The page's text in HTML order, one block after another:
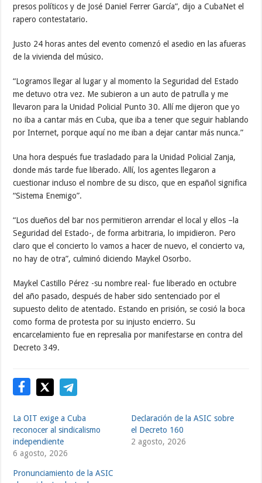
presos políticos y de José Daniel Ferrer García”, dijo a CubaNet el
rapero contestatario.
Justo 24 horas antes del evento comenzó el asedio en las afueras
de la vivienda del músico.
“Logramos llegar al lugar y al momento la Seguridad del Estado
me detuvo otra vez. Me subieron a un auto de patrulla y me
llevaron para la Unidad Policial Punto 30. Allí me dijeron que yo
no iba a cantar más en Cuba, que iba a tener que seguir hablando
por Internet, porque aquí no me iban a dejar cantar más nunca.”
Una hora después fue trasladado para la Unidad Policial Zanja,
donde más tarde fue liberado. Allí, los agentes llegaron a
cuestionar incluso el nombre de su disco, que en español significa
“Sistema Enemigo”.
“Los dueños del bar nos permitieron arrendar el local y ellos –la
Seguridad del Estado-, de forma arbitraria, lo impidieron. Pero
claro que el concierto lo vamos a hacer de nuevo, el concierto va,
no hay de otra”, culminó diciendo Maykel Osorbo.
Maykel Castillo Pérez -su nombre real- fue liberado en octubre
del año pasado, después de haber sido sentenciado por el
supuesto delito de atentado. Estando en prisión, se cosió la boca
como forma de protesta por su injusto encierro. Su
encarcelamiento fue en represalia por manifestarse en contra del
Decreto 349.
La OIT exige a Cuba
reconocer al sindicalismo
independiente
6 agosto, 2026
Declaración de la ASIC sobre
el Decreto 160
2 agosto, 2026
Pronunciamiento de la ASIC